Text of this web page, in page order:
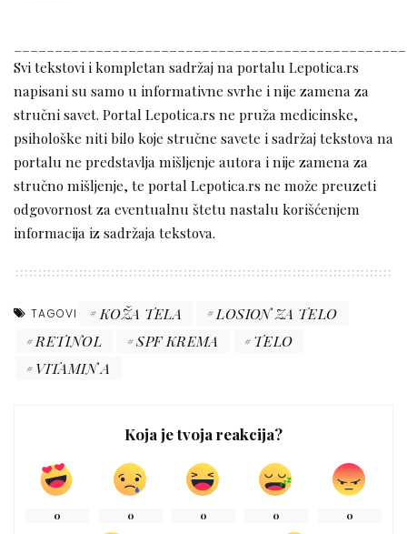
Svi tekstovi i kompletan sadržaj na portalu Lepotica.rs
napisani su samo u informativne svrhe i nije zamena za
stručni savet. Portal Lepotica.rs ne pruža medicinske,
psihološke niti bilo koje stručne savete i sadržaj tekstova na
portalu ne predstavlja mišljenje autora i nije zamena za
stručno mišljenje, te portal Lepotica.rs ne može preuzeti
odgovornost za eventualnu štetu nastalu korišćenjem
informacija iz sadržaja tekstova.
TAGOVI KOŽA TELA
LOSION ZA TELO
RETINOL
SPF KREMA
TELO
VITAMIN A
Koja je tvoja reakcija?
0 0 0 0 0